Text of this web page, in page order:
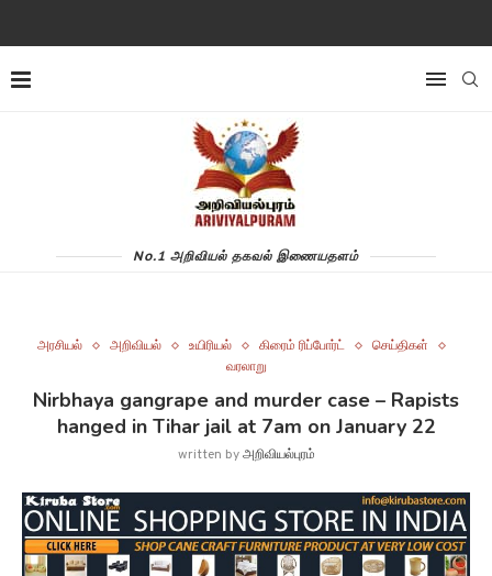
No.1 அறிவியல் தகவல் இணையதளம்
அரசியல் அறிவியல் உயிரியல் கிரைம் ரிப்போர்ட்
செய்திகள்
வரலாறு
Nirbhaya gangrape and murder case – Rapists
hanged in Tihar jail at 7am on January 22
written byஅறிவியல்புரம்